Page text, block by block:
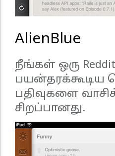
AlienBlue
நீங்கள் ஒரு
பயன்தரக்கூடிய
பதிவுகளை
சிறப்பானது.